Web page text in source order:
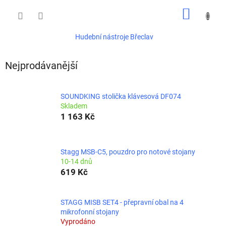
Hudební nástroje Břeclav
Nejprodávanější
SOUNDKING stolička klávesová DF074
Skladem
1 163 Kč
Stagg MSB-C5, pouzdro pro notové stojany
10-14 dnů
619 Kč
STAGG MISB SET4 - přepravní obal na 4
mikrofonní stojany
Vyprodáno